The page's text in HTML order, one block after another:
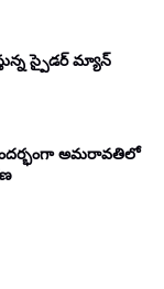
స్పైడర్ మ్యాన్
అమరావతిలో